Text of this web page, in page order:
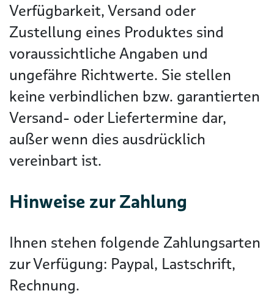
Verfügbarkeit, Versand oder
Zustellung eines Produktes sind
voraussichtliche Angaben und
ungefähre Richtwerte. Sie stellen
keine verbindlichen bzw. garantierten
Versand- oder Liefertermine dar,
außer wenn dies ausdrücklich
vereinbart ist.
Hinweise zur Zahlung
Ihnen stehen folgende Zahlungsarten
zur Verfügung: Paypal, Lastschrift,
Rechnung.